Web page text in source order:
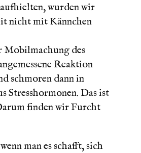
wurden wir
nicht mit Kännchen
Mobilmachung des
Reaktion
schmoren dann in
Stresshormonen. Das ist
finden wir Furcht
man es schafft, sich